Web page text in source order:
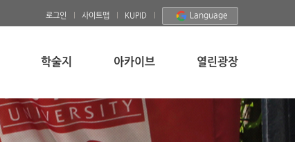
로그인 사이트맵 KUPID Language
학술지 아카이브 열린광장